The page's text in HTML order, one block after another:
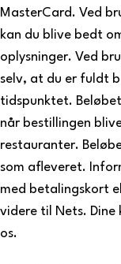
MasterCard. Ved
kan du blive bedt
oplysninger. Ved
selv, at du er fuldt
tidspunktet.
når bestillingen
restauranter.
som afleveret.
med betalingskort
videre til Nets.
os.